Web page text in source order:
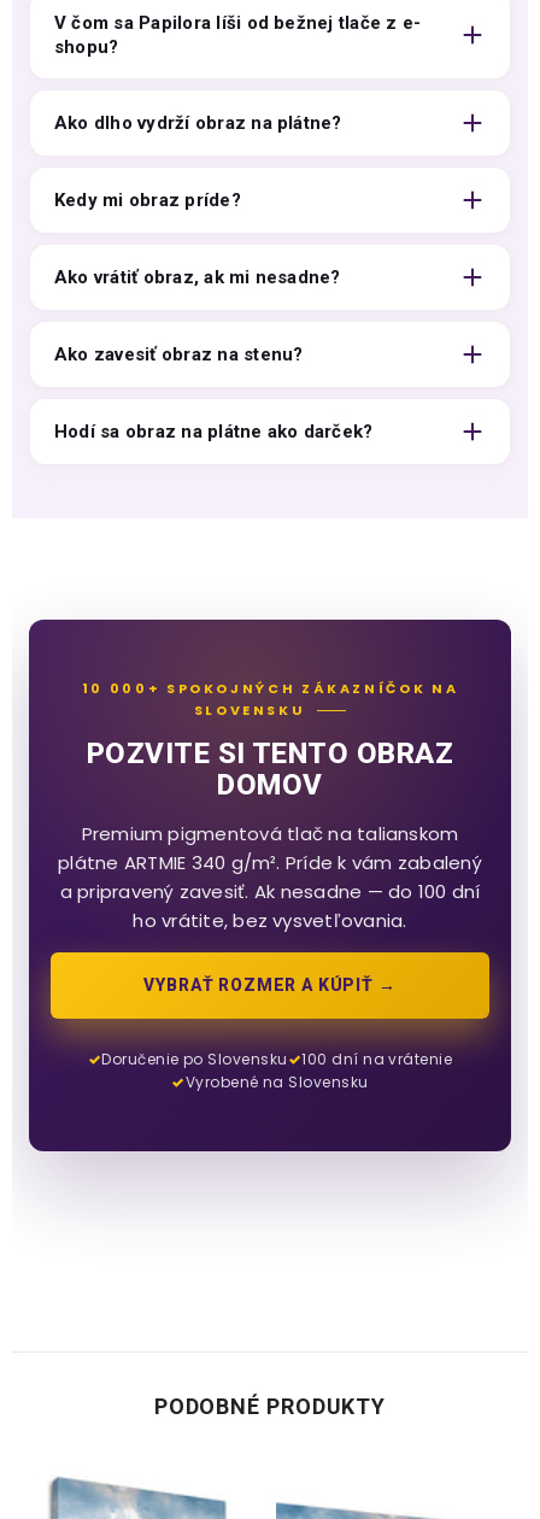
V čom sa Papilora líši od bežnej tlače z e-
shopu?
Ako dlho vydrží obraz na plátne?
Kedy mi obraz príde?
Ako vrátiť obraz, ak mi nesadne?
Ako zavesiť obraz na stenu?
Hodí sa obraz na plátne ako darček?
10 000+ SPOKOJNÝCH ZÁKAZNÍČOK NA
SLOVENSKU
POZVITE SI TENTO OBRAZ
DOMOV
Premium pigmentová tlač na talianskom
plátne ARTMIE 340 g/m². Príde k vám zabalený
a pripravený zavesiť. Ak nesadne — do 100 dní
ho vrátite, bez vysvetľovania.
VYBRAŤ ROZMER A KÚPIŤ →
Doručenie po Slovensku
100 dní na vrátenie
Vyrobené na Slovensku
PODOBNÉ PRODUKTY